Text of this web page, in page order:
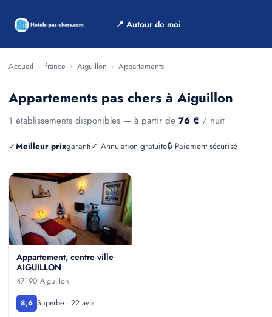
📍 Autour de moi
Accueil › france › Aiguillon › Appartements
Appartements pas chers à Aiguillon
1 établissements disponibles — à partir de 76 € / nuit
✓Meilleur prixgaranti✓ Annulation gratuite🔒 Paiement sécurisé
Appartement, centre ville
AIGUILLON
47190 Aiguillon
8,6 Superbe · 22 avis